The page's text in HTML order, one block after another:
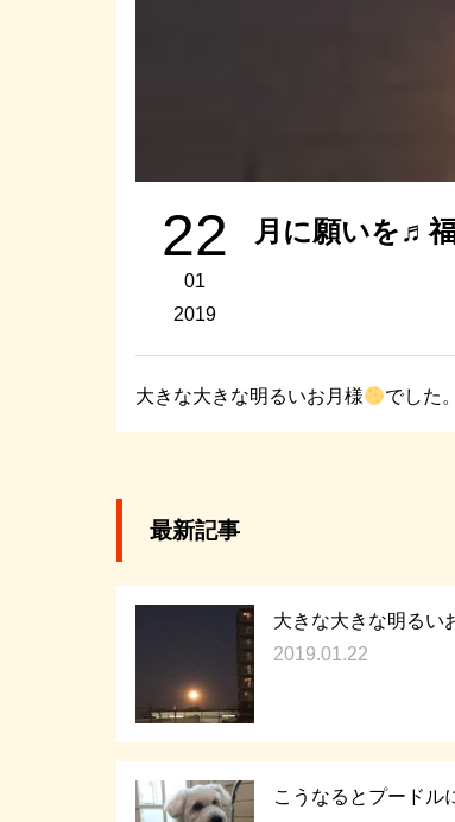
22
01
2019
月に願いを♬
大きな大きな明るいお月様 でした
最新記事
大きな大きな明るい
2019.01.22
こうなるとプードル